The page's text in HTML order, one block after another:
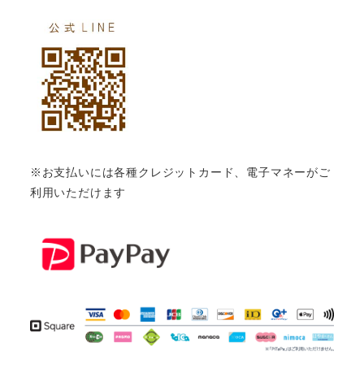
※お支払いには各種クレジットカード、電子マネーがご
利用いただけます